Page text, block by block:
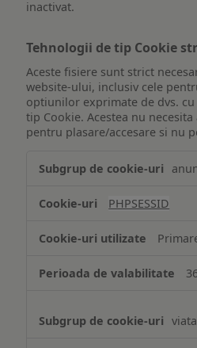
inactivat.
Tehnologii de tip Cookie
Aceste fisiere sunt strict
website-ului, inclusiv cele
optiunilor exprimate de dvs.
tip Cookie. Acestea nu
pentru plasare/accesare si nu
de
Cookie
necesare
PHPSESSID